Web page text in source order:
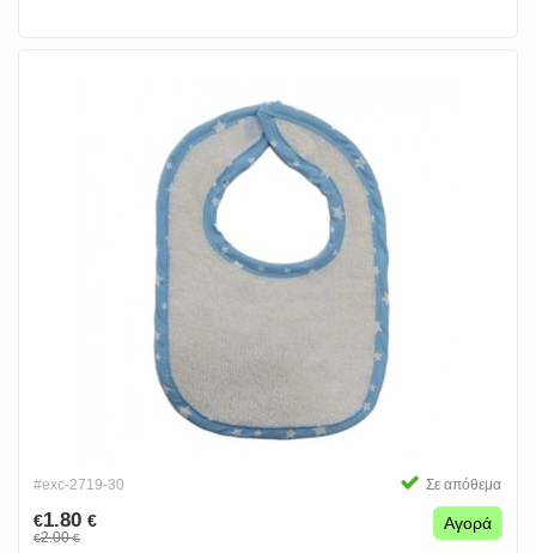
#exc-2719-30 Σε απόθεμα
€1.80 €
€2.00€
Αγορά